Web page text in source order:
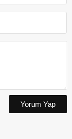
Yorum Yap